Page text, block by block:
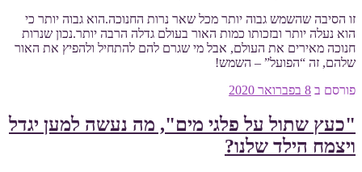
זו הסיבה שהשמש גבוה יותר מכל שאר נרות החנוכה.הוא גבוה יותר כי
הוא נעלה יותר ובזכותו כמות האור בעולם גדלה הרבה יותר.נכון שנרות
חנוכה מאירים את העולם, אבל מי שגרם להם להתחיל ולהפיץ את האור
שלהם, זה “הפועל” – השמש!
פורסם ב 8 בפברואר 2020
"כעץ שתול על פלגי מים", מה נעשה למען יגדל
ויצמח הילד שלנו?